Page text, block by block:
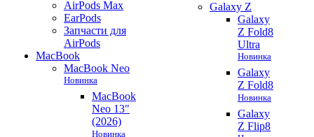
AirPods Max
EarPods
Запчасти для
AirPods
MacBook
MacBook Neo
Новинка
MacBook
Neo 13"
(2026)
Новинка
Galaxy Z
Galaxy
Z Fold8
Ultra
Новинка
Galaxy
Z Fold8
Новинка
Galaxy
Z Flip8